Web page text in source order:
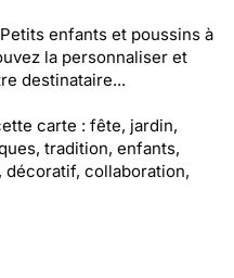
enfants et poussins à
la personnaliser et
destinataire...
carte : fête, jardin,
tradition, enfants,
décoratif, collaboration,